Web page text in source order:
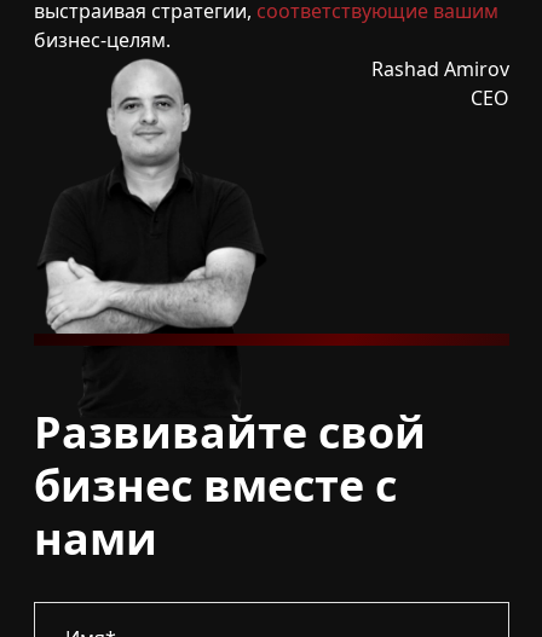
выстраивая стратегии, соответствующие вашим
бизнес-целям.
Rashad Amirov
CEO
Развивайте свой
бизнес вместе с
нами